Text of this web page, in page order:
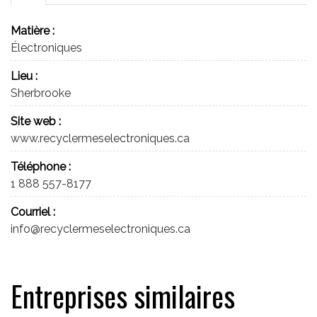
Matière :
Électroniques
Lieu :
Sherbrooke
Site web :
www.recyclermeselectroniques.ca
Téléphone :
1 888 557-8177
Courriel :
info@recyclermeselectroniques.ca
Entreprises similaires